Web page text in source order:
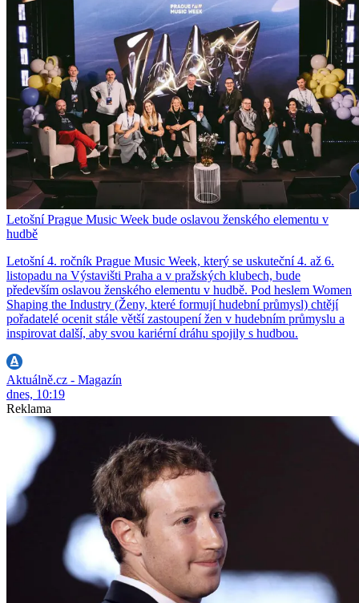
Letošní Prague Music Week bude oslavou ženského elementu v
hudbě
Letošní 4. ročník Prague Music Week, který se uskuteční 4. až 6.
listopadu na Výstavišti Praha a v pražských klubech, bude
především oslavou ženského elementu v hudbě. Pod heslem Women
Shaping the Industry (Ženy, které formují hudební průmysl) chtějí
pořadatelé ocenit stále větší zastoupení žen v hudebním průmyslu a
inspirovat další, aby svou kariérní dráhu spojily s hudbou.
Aktuálně.cz - Magazín
dnes, 10:19
Reklama